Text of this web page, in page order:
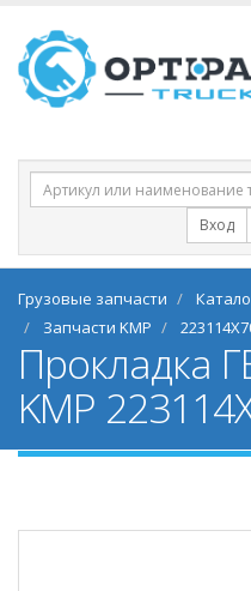
Вход
Грузовые запчасти
Запчасти KMP
Прокладка
KMP